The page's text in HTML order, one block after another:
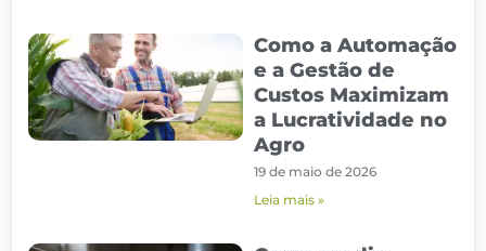
Como a Automação
e a Gestão de
Custos Maximizam
a Lucratividade no
Agro
19 de maio de 2026
Leia mais »